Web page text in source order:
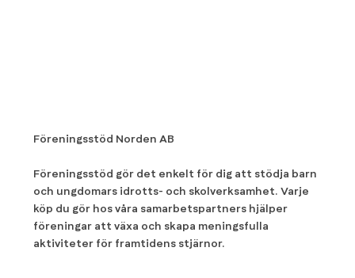
Föreningsstöd Norden AB
Föreningsstöd gör det enkelt för dig att stödja barn
och ungdomars idrotts- och skolverksamhet. Varje
köp du gör hos våra samarbetspartners hjälper
föreningar att växa och skapa meningsfulla
aktiviteter för framtidens stjärnor.